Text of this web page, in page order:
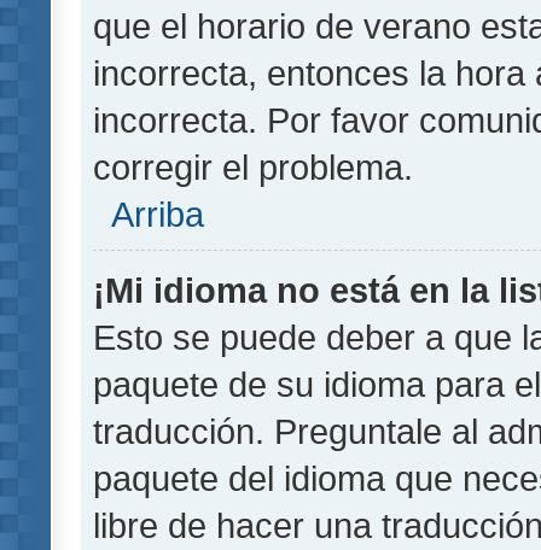
que el horario de verano
incorrecta, entonces la
incorrecta. Por favor
corregir el problema.
Arriba
¡Mi idioma no está en la
Esto se puede deber a que
paquete de su idioma para
traducción. Preguntale al
paquete del idioma que
libre de hacer una